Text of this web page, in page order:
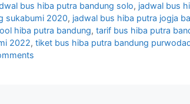
bus hiba putra bandung solo, jadwal bus
sukabumi 2020, jadwal bus hiba putra jogja
hiba putra bandung, tarif bus hiba putra
2022, tiket bus hiba putra bandung